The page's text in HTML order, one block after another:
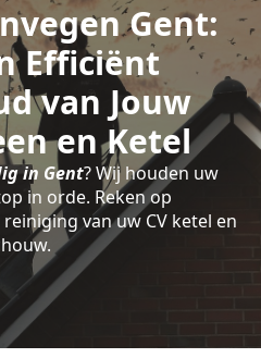
Gent:
Efficiënt
van Jouw
en Ketel
in Gent? Wij houden uw
in orde. Reken op
van uw CV ketel en